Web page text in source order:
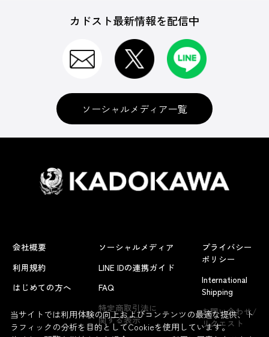
CD・DVD・Blu-ray
グッズ
アパレル
フィギュア・ぬいぐるみ
『超探偵事件簿 レインコード』
カドスト最新情報を配信中
ソーシャルメディア一覧
会社概要
利用規約
はじめての方へ
ソーシャルメディア
LINE IDの連携ガイド
FAQ
特定商取引法に
関する表示
プライバシー
ポリシー
International
Shipping
お問い合わせ/
リクエスト
当サイトでは利用体験の向上およびコンテンツの最適な提供、ト
ラフィックの分析を目的としてCookieを使用しています。